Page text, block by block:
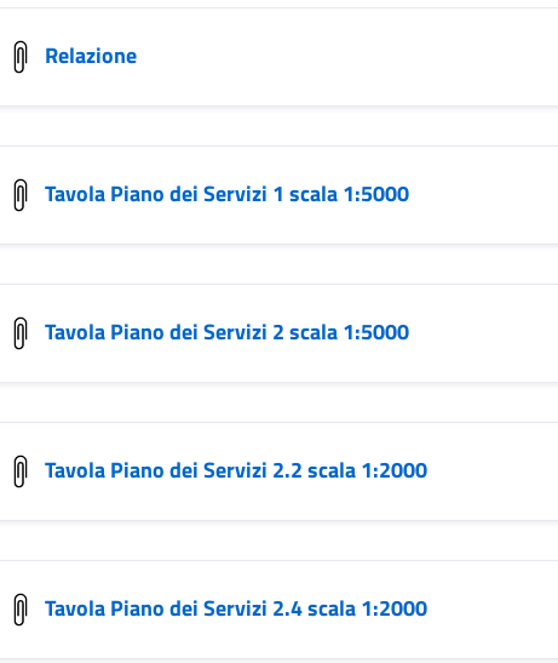
Relazione
Tavola Piano dei Servizi 1 scala 1:5000
Tavola Piano dei Servizi 2 scala 1:5000
Tavola Piano dei Servizi 2.2 scala 1:2000
Tavola Piano dei Servizi 2.4 scala 1:2000